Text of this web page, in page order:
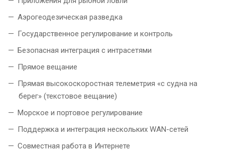
Аэрогеодезическая разведка
Государственное регулирование и контроль
Безопасная интеграция с интрасетями
Прямое вещание
Прямая высокоскоростная телеметрия «с судна на
берег» (текстовое вещание)
Морское и портовое регулирование
Поддержка и интеграция нескольких WAN-сетей
Совместная работа в Интернете